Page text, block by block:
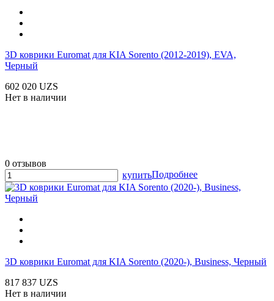
3D коврики Euromat для KIA Sorento (2012-2019), EVA,
Черный
602 020 UZS
Нет в наличии
0 отзывов
купитьПодробнее
3D коврики Euromat для KIA Sorento (2020-), Business, Черный
817 837 UZS
Нет в наличии